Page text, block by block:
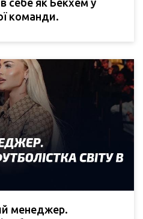
себе як Бекхем у
команди.
менеджер.